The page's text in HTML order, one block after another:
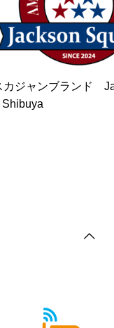
カジャンブランド
Shibuya